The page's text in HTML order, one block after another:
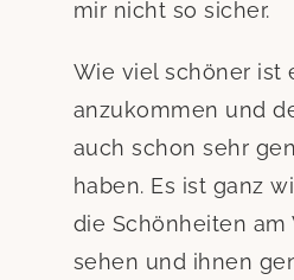
mir nicht so sicher.
Wie viel schöner ist
anzukommen und
auch schon sehr
haben. Es ist ganz
die Schönheiten am
sehen und ihnen